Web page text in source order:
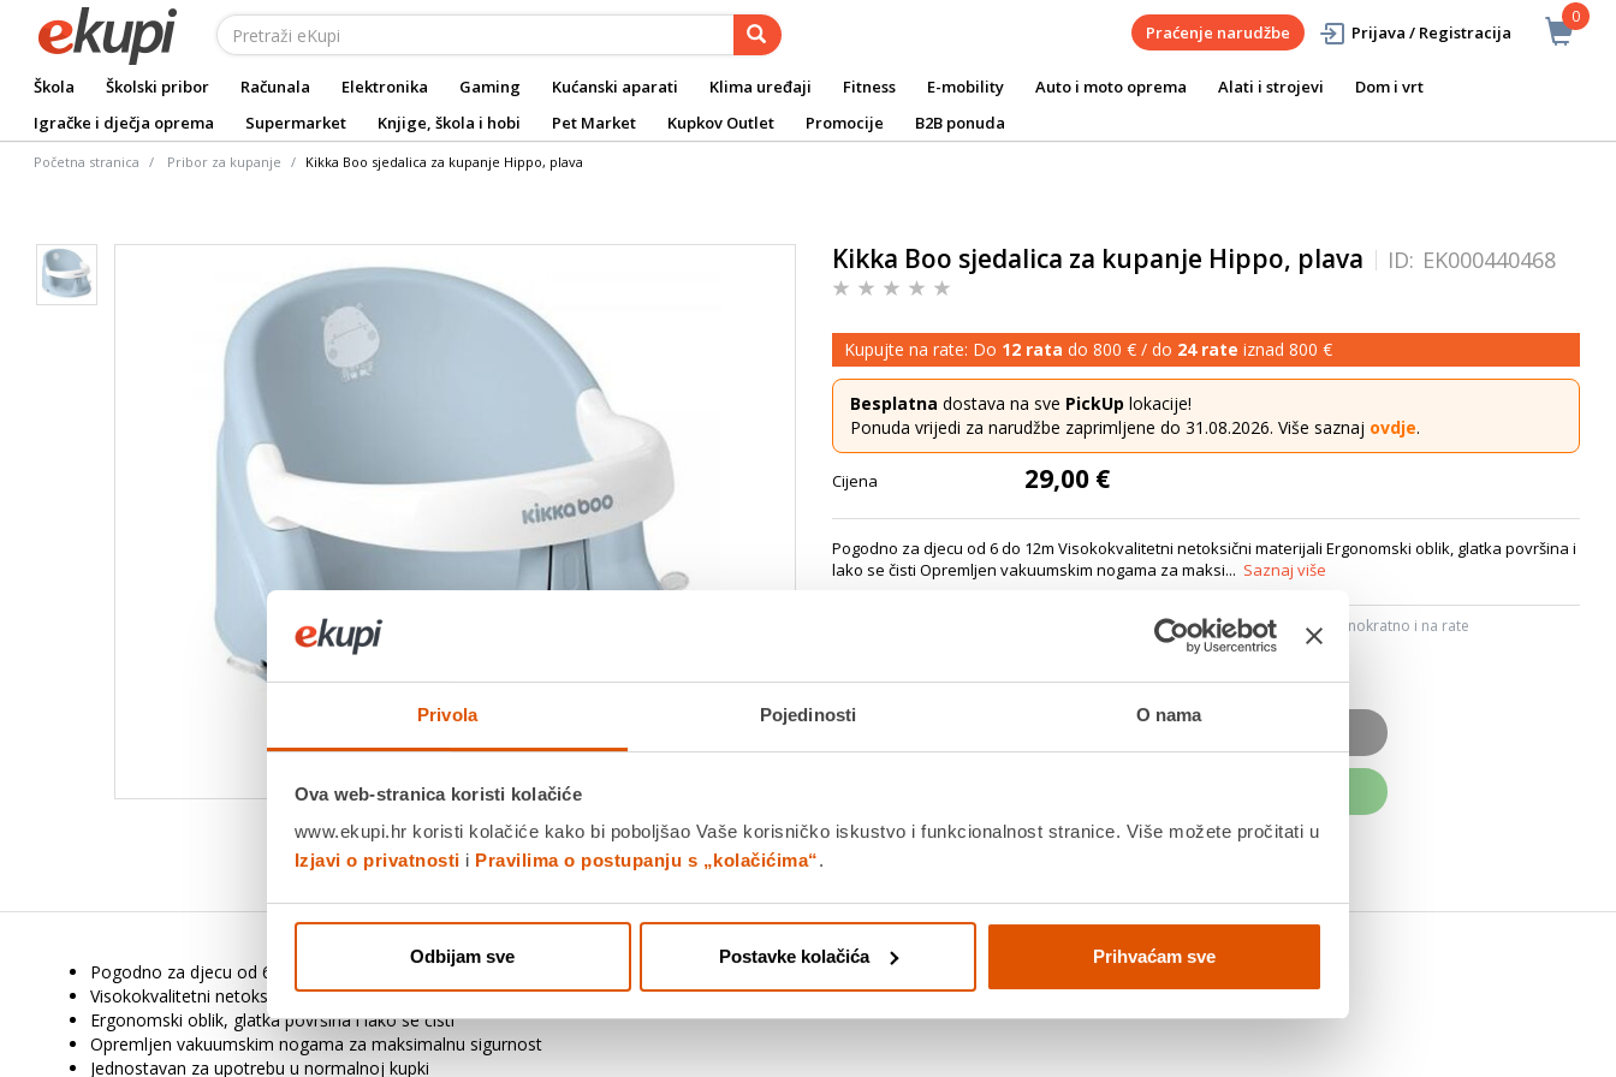
Privola Pojedinosti O nama
Ova web-stranica koristi kolačiće
www.ekupi.hr koristi kolačiće kako bi poboljšao Vaše korisničko iskustvo i funkcionalnost stranice. Više možete pročitati u
Izjavi o privatnosti i Pravilima o postupanju s „kolačićima“.
Odbijam sve Postavke kolačića Prihvaćam sve
0
Praćenje narudžbe Prijava / Registracija
Škola Školski pribor Računala Elektronika Gaming Kućanski aparati Klima uređaji Fitness E-mobility Auto i moto oprema Alati i strojevi
Dom i vrt
Igračke i dječja oprema
Supermarket Knjige, škola i hobi Pet Market Kupkov Outlet Promocije B2B ponuda
Početna stranica Pribor za kupanje Kikka Boo sjedalica za kupanje Hippo, plava
Kikka Boo sjedalica za kupanje Hippo, plava ID: EK000440468
Kupujte na rate: Do 12 rata do 800 € / do 24 rate iznad 800 €
Besplatna dostava na sve PickUp lokacije!
Ponuda vrijedi za narudžbe zaprimljene do 31.08.2026. Više saznaj ovdje.
Cijena 29,00 €
Pogodno za djecu od 6 do 12m Visokokvalitetni netoksični materijali Ergonomski oblik, glatka površina i
lako se čisti Opremljen vakuumskim nogama za maksi... Saznaj više
Platite gotovinom pri preuzimanju, Internet bankarstvom, karticama jednokratno i na rate
Pogodno za djecu od 6 do 12m
Visokokvalitetni netoksični materijali
Ergonomski oblik, glatka površina i lako se čisti
Opremljen vakuumskim nogama za maksimalnu sigurnost
Jednostavan za upotrebu u normalnoj kupki